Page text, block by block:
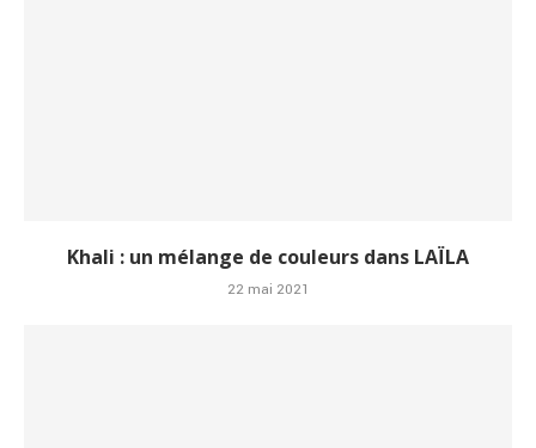
Khali : un mélange de couleurs dans LAÏLA
22 mai 2021